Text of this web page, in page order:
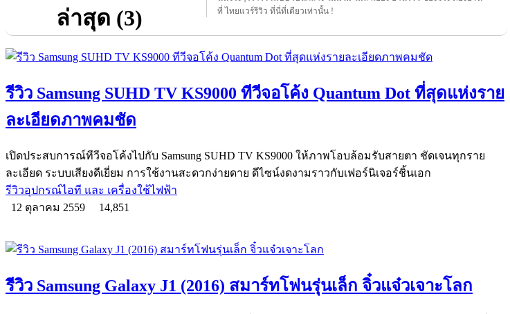
ล่าสุด (3)
ที่ ไทยแวร์รีวิว ที่นี่ที่เดียวเท่านั้น !
รีวิว Samsung SUHD TV KS9000 ทีวีจอโค้ง Quantum Dot ที่สุดแห่งราย
ละเอียดภาพคมชัด
เปิดประสบการณ์ทีวีจอโค้งไปกับ Samsung SUHD TV KS9000 ให้ภาพโอบล้อมรับสายตา ชัดเจนทุกราย
ละเอียด ระบบเสียงดีเยี่ยม การใช้งานสะดวกง่ายดาย ดีไซน์งดงามราวกับเฟอร์นิเจอร์ชิ้นเอก
รีวิวอุปกรณ์ไอที และ เครื่องใช้ไฟฟ้า
12 ตุลาคม 2559
14,851
รีวิว Samsung Galaxy J1 (2016) สมาร์ทโฟนรุ่นเล็ก จิ๋วแจ๋วเจาะโลก